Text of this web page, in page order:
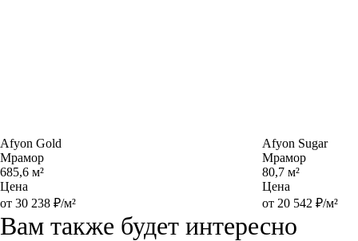
Afyon Gold
Мрамор
685,6 м²
Цена
от 30 238 ₽/м²
Afyon Sugar
Мрамор
80,7 м²
Цена
от 20 542 ₽/м²
Вам также будет интересно